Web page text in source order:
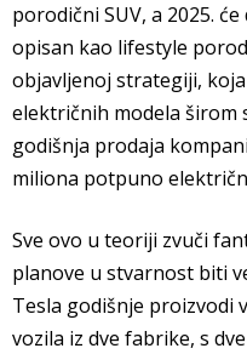
porodični SUV, a 2025.
opisan kao lifestyle
objavljenoj strategiji,
električnih modela širom
godišnja prodaja
miliona potpuno
Sve ovo u teoriji zvuči
planove u stvarnost biti
Tesla godišnje proizvodi
vozila iz dve fabrike, s